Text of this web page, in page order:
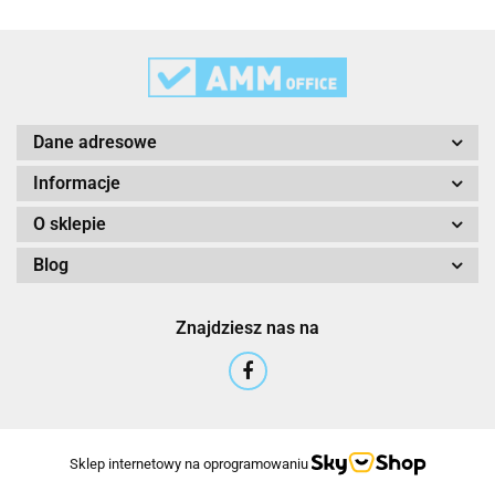
3M Post-It
Dane adresowe
Informacje
O sklepie
Blog
Znajdziesz nas na
Sklep internetowy na oprogramowaniu